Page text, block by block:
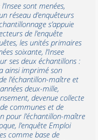
sont menées,
réseau d’enquêteurs
s’appuie
de l’enquête
les unités primaires
soixante, l’Insee
ses deux échantillons :
ainsi imprimé son
l’échantillon-maître et
deux-mille,
devenue collecte
communes et de
pour l’échantillon-maître
l’enquête Emploi
comme base de